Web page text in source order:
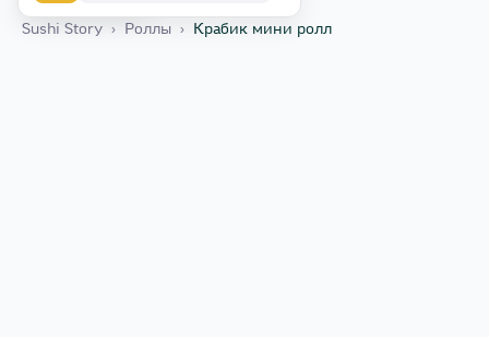
Sushi Story › Роллы › Крабик мини ролл